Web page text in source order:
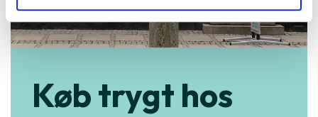
Køb trygt hos